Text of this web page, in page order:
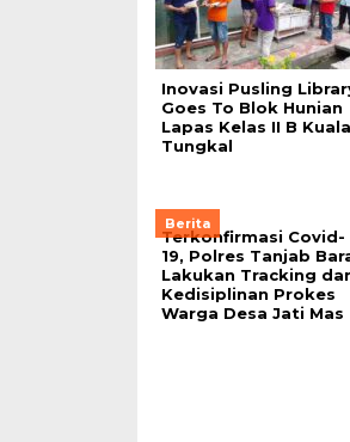
Inovasi Pusling
Goes To Blok Hunian
Lapas Kelas II B Kuala
Tungkal
Berita
Terkonfirmasi Covid-
19, Polres Tanjab
Lakukan Tracking
Kedisiplinan Prokes
Warga Desa Jati Mas